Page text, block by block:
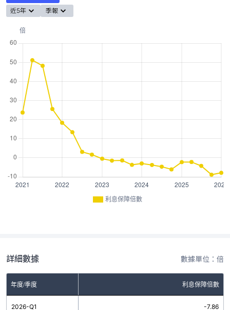
近5年 季報
利息保障倍數
詳細數據 數據單位：倍
年度/季度 利息保障倍數
2026-Q1 -7.86